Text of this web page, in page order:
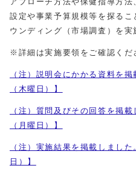
設定や事業予算規模等を探る
ウンディング（市場調査）を実
※詳細は実施要領をご確認くだ
（注）説明会にかかる資料を
（木曜日）】
（注）質問及びその回答を掲
（月曜日）】
（注）実施結果を掲載しまし
日）】